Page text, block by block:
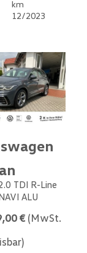
km
12/2023
TDI R-Line
ALU
€ (MwSt.